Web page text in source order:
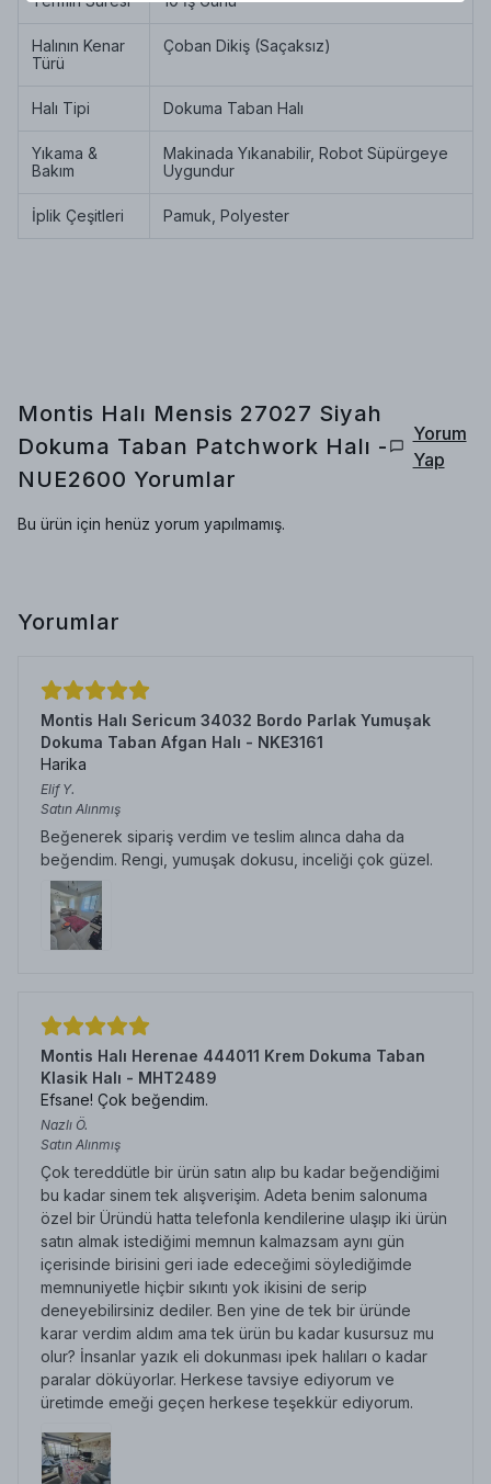
Halının Kenar
Türü
Çoban Dikiş (Saçaksız)
Halı Tipi Dokuma Taban Halı
Yıkama &
Bakım
Makinada Yıkanabilir, Robot Süpürgeye
Uygundur
İplik Çeşitleri Pamuk, Polyester
Montis Halı Mensis 27027 Siyah
Dokuma Taban Patchwork Halı -
NUE2600 Yorumlar
Yorum
Yap
Bu ürün için henüz yorum yapılmamış.
Yorumlar
Montis Halı Sericum 34032 Bordo Parlak Yumuşak
Dokuma Taban Afgan Halı - NKE3161
Harika
Elif Y.
Satın Alınmış
Beğenerek sipariş verdim ve teslim alınca daha da
beğendim. Rengi, yumuşak dokusu, inceliği çok güzel.
Montis Halı Herenae 444011 Krem Dokuma Taban
Klasik Halı - MHT2489
Efsane! Çok beğendim.
Nazlı Ö.
Satın Alınmış
Çok tereddütle bir ürün satın alıp bu kadar beğendiğimi
bu kadar sinem tek alışverişim. Adeta benim salonuma
özel bir Üründü hatta telefonla kendilerine ulaşıp iki ürün
satın almak istediğimi memnun kalmazsam aynı gün
içerisinde birisini geri iade edeceğimi söylediğimde
memnuniyetle hiçbir sıkıntı yok ikisini de serip
deneyebilirsiniz dediler. Ben yine de tek bir üründe
karar verdim aldım ama tek ürün bu kadar kusursuz mu
olur? İnsanlar yazık eli dokunması ipek halıları o kadar
paralar döküyorlar. Herkese tavsiye ediyorum ve
üretimde emeği geçen herkese teşekkür ediyorum.